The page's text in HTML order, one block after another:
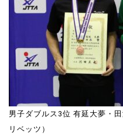
男子ダブルス3位 有延大夢・
リベッツ）